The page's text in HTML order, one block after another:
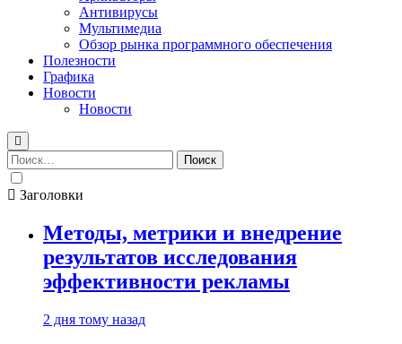
Антивирусы
Мультимедиа
Обзор рынка программного обеспечения
Полезности
Графика
Новости
Новости
Найти:
Заголовки
Методы, метрики и внедрение
результатов исследования
эффективности рекламы
2 дня тому назад